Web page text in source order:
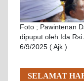
Foto ; Pawintenan
dipuput oleh Ida
6/9/2025 ( Ajk )
SELAMAT